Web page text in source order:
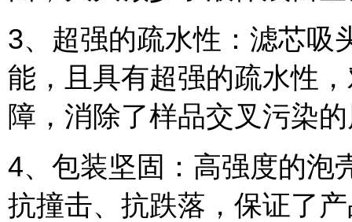
3、超强的疏水性：滤芯吸
能，且具有超强的疏水性
障，消除了样品交叉污染
4、包装坚固：高强度的泡
抗撞击、抗跌落，保证了